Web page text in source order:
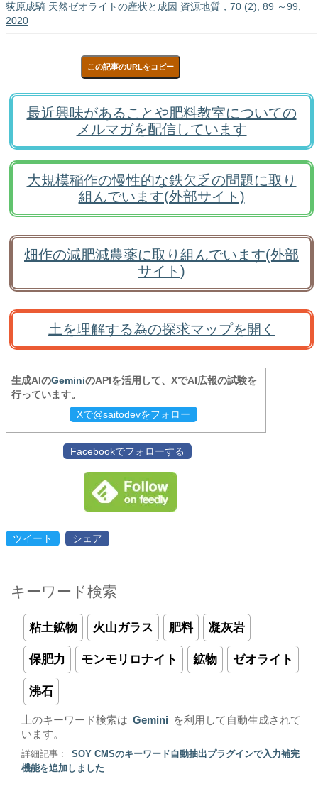
荻原成騎 天然ゼオライトの産状と成因 資源地質，70 (2), 89 ～99,
2020
この記事のURLをコピー
最近興味があることや肥料教室についての
メルマガを配信しています
大規模稲作の慢性的な鉄欠乏の問題に取り
組んでいます(外部サイト)
畑作の減肥減農薬に取り組んでいます(外部
サイト)
土を理解する為の探求マップを開く
生成AIのGeminiのAPIを活用して、XでAI広報の試験を
行っています。
Xで@saitodevをフォロー
Facebookでフォローする
ツイート シェア
キーワード検索
粘土鉱物 火山ガラス 肥料 凝灰岩
保肥力 モンモリロナイト 鉱物 ゼオライト
沸石
上のキーワード検索は Gemini
を利用して自動生成されて
います。
詳細記事 :
SOY CMSのキーワード自動抽出プラグインで入力補完
機能を追加しました